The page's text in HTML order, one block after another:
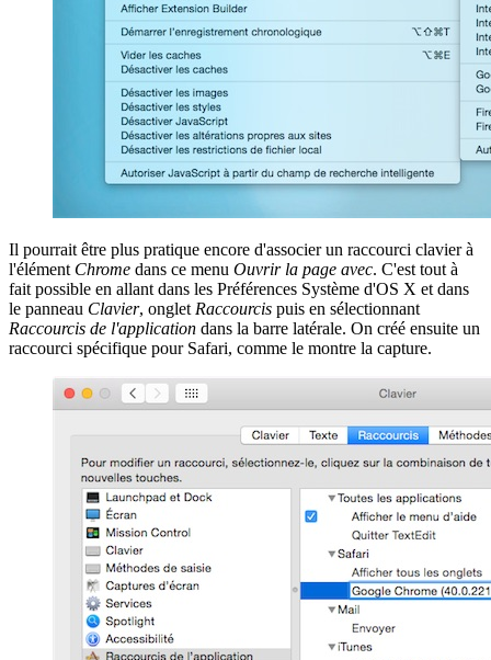
Il pourrait être plus pratique encore d'associer un raccourci clavier à
l'élément Chrome dans ce menu Ouvrir la page avec. C'est tout à
fait possible en allant dans les Préférences Système d'OS X et dans
le panneau Clavier, ongletRaccourcis puis en sélectionnant
Raccourcis de l'application dans la barre latérale. On créé ensuite un
raccourci spécifique pour Safari, comme le montre la capture.